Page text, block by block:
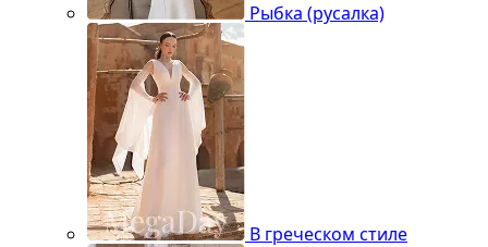
Рыбка (русалка)
В греческом стиле